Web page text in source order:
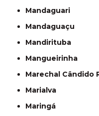
Mandaguari
Mandaguaçu
Mandirituba
Mangueirinha
Marechal Cândido
Marialva
Maringá